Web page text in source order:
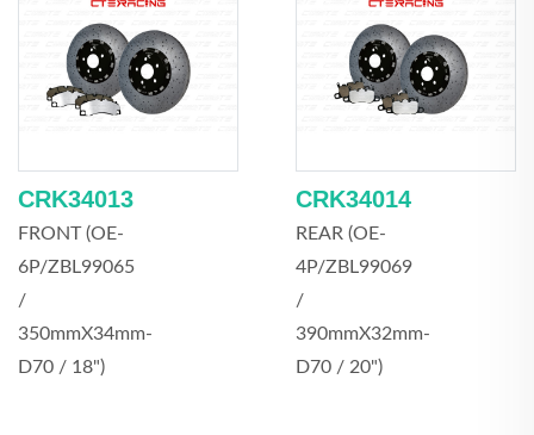
CRK34013
FRONT (OE-
6P/ZBL99065
/
350mmX34mm-
D70 / 18")
CRK34014
REAR (OE-
4P/ZBL99069
/
390mmX32mm-
D70 / 20")